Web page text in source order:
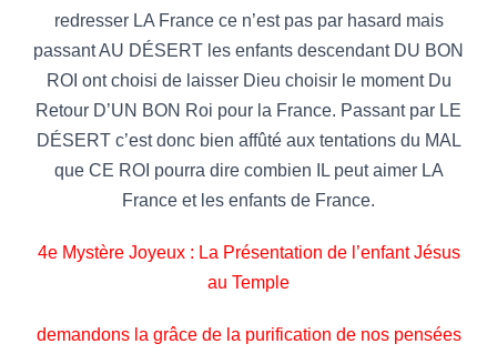
redresser LA France ce n’est pas par hasard mais
passant AU DÉSERT les enfants descendant DU BON
ROI ont choisi de laisser Dieu choisir le moment Du
Retour D’UN BON Roi pour la France. Passant par LE
DÉSERT c’est donc bien affûté aux tentations du MAL
que CE ROI pourra dire combien IL peut aimer LA
France et les enfants de France.
4e Mystère Joyeux : La Présentation de l’enfant Jésus
au Temple
demandons la grâce de la purification de nos pensées